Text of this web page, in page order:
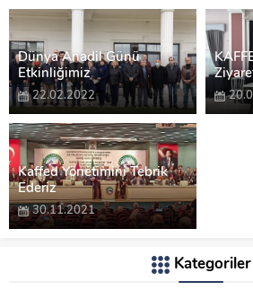
Dünya Anadil Günü
Etkinliğimiz
22.02.2022
Kaffed Yönetimini Tebrik
Ederiz
30.11.2021
Kategoriler